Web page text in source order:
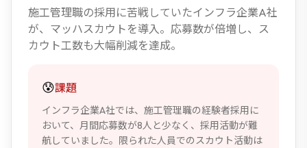
施工管理職の採用に苦戦していたインフラ企業A社
が、マッハスカウトを導入。応募数が倍増し、ス
カウト工数も大幅削減を達成。
😰課題
インフラ企業A社では、施工管理職の経験者採用に
おいて、月間応募数が8人と少なく、採用活動が難
航していました。限られた人員でのスカウト活動は